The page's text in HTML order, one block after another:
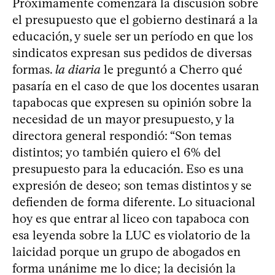
el presupuesto que el gobierno destinará a la
educación, y suele ser un período en que los
sindicatos expresan sus pedidos de diversas
formas. la diaria le preguntó a Cherro qué
pasaría en el caso de que los docentes usaran
tapabocas que expresen su opinión sobre la
necesidad de un mayor presupuesto, y la
directora general respondió: “Son temas
distintos; yo también quiero el 6% del
presupuesto para la educación. Eso es una
expresión de deseo; son temas distintos y se
defienden de forma diferente. Lo situacional
hoy es que entrar al liceo con tapaboca con
esa leyenda sobre la LUC es violatorio de la
laicidad porque un grupo de abogados en
forma unánime me lo dice; la decisión la